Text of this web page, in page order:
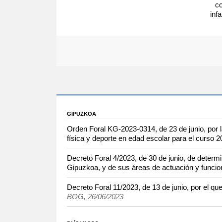
GIPUZKOA
Orden Foral KG-2023-0314, de 23 de junio,
física y deporte en edad escolar para el curso
Decreto Foral 4/2023, de 30 de junio, de
Gipuzkoa, y de sus áreas de actuación y
Decreto Foral 11/2023, de 13 de junio, por el
BOG, 26/06/2023